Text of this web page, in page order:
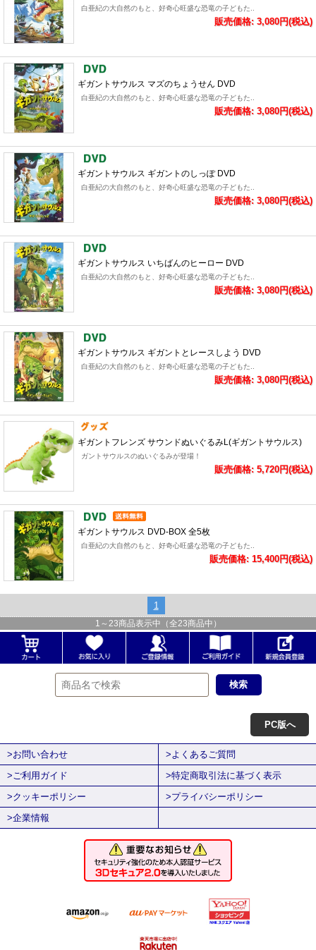
白亜紀の大自然のもと、好奇心旺盛な恐竜の子どもた..
販売価格: 3,080円(税込)
ギガントサウルス マズのちょうせん DVD
白亜紀の大自然のもと、好奇心旺盛な恐竜の子どもた..
販売価格: 3,080円(税込)
ギガントサウルス ギガントのしっぽ DVD
白亜紀の大自然のもと、好奇心旺盛な恐竜の子どもた..
販売価格: 3,080円(税込)
ギガントサウルス いちばんのヒーロー DVD
白亜紀の大自然のもと、好奇心旺盛な恐竜の子どもた..
販売価格: 3,080円(税込)
ギガントサウルス ギガントとレースしよう DVD
白亜紀の大自然のもと、好奇心旺盛な恐竜の子どもた..
販売価格: 3,080円(税込)
ギガントフレンズ サウンドぬいぐるみL(ギガントサウルス)
ガントサウルスのぬいぐるみが登場！
販売価格: 5,720円(税込)
ギガントサウルス DVD-BOX 全5枚
白亜紀の大自然のもと、好奇心旺盛な恐竜の子どもた..
販売価格: 15,400円(税込)
1
1 ～ 23商品表示中（全23商品中）
PC版へ
>お問い合わせ
>よくあるご質問
>ご利用ガイド
>特定商取引法に基づく表示
>クッキーポリシー
>プライバシーポリシー
>企業情報